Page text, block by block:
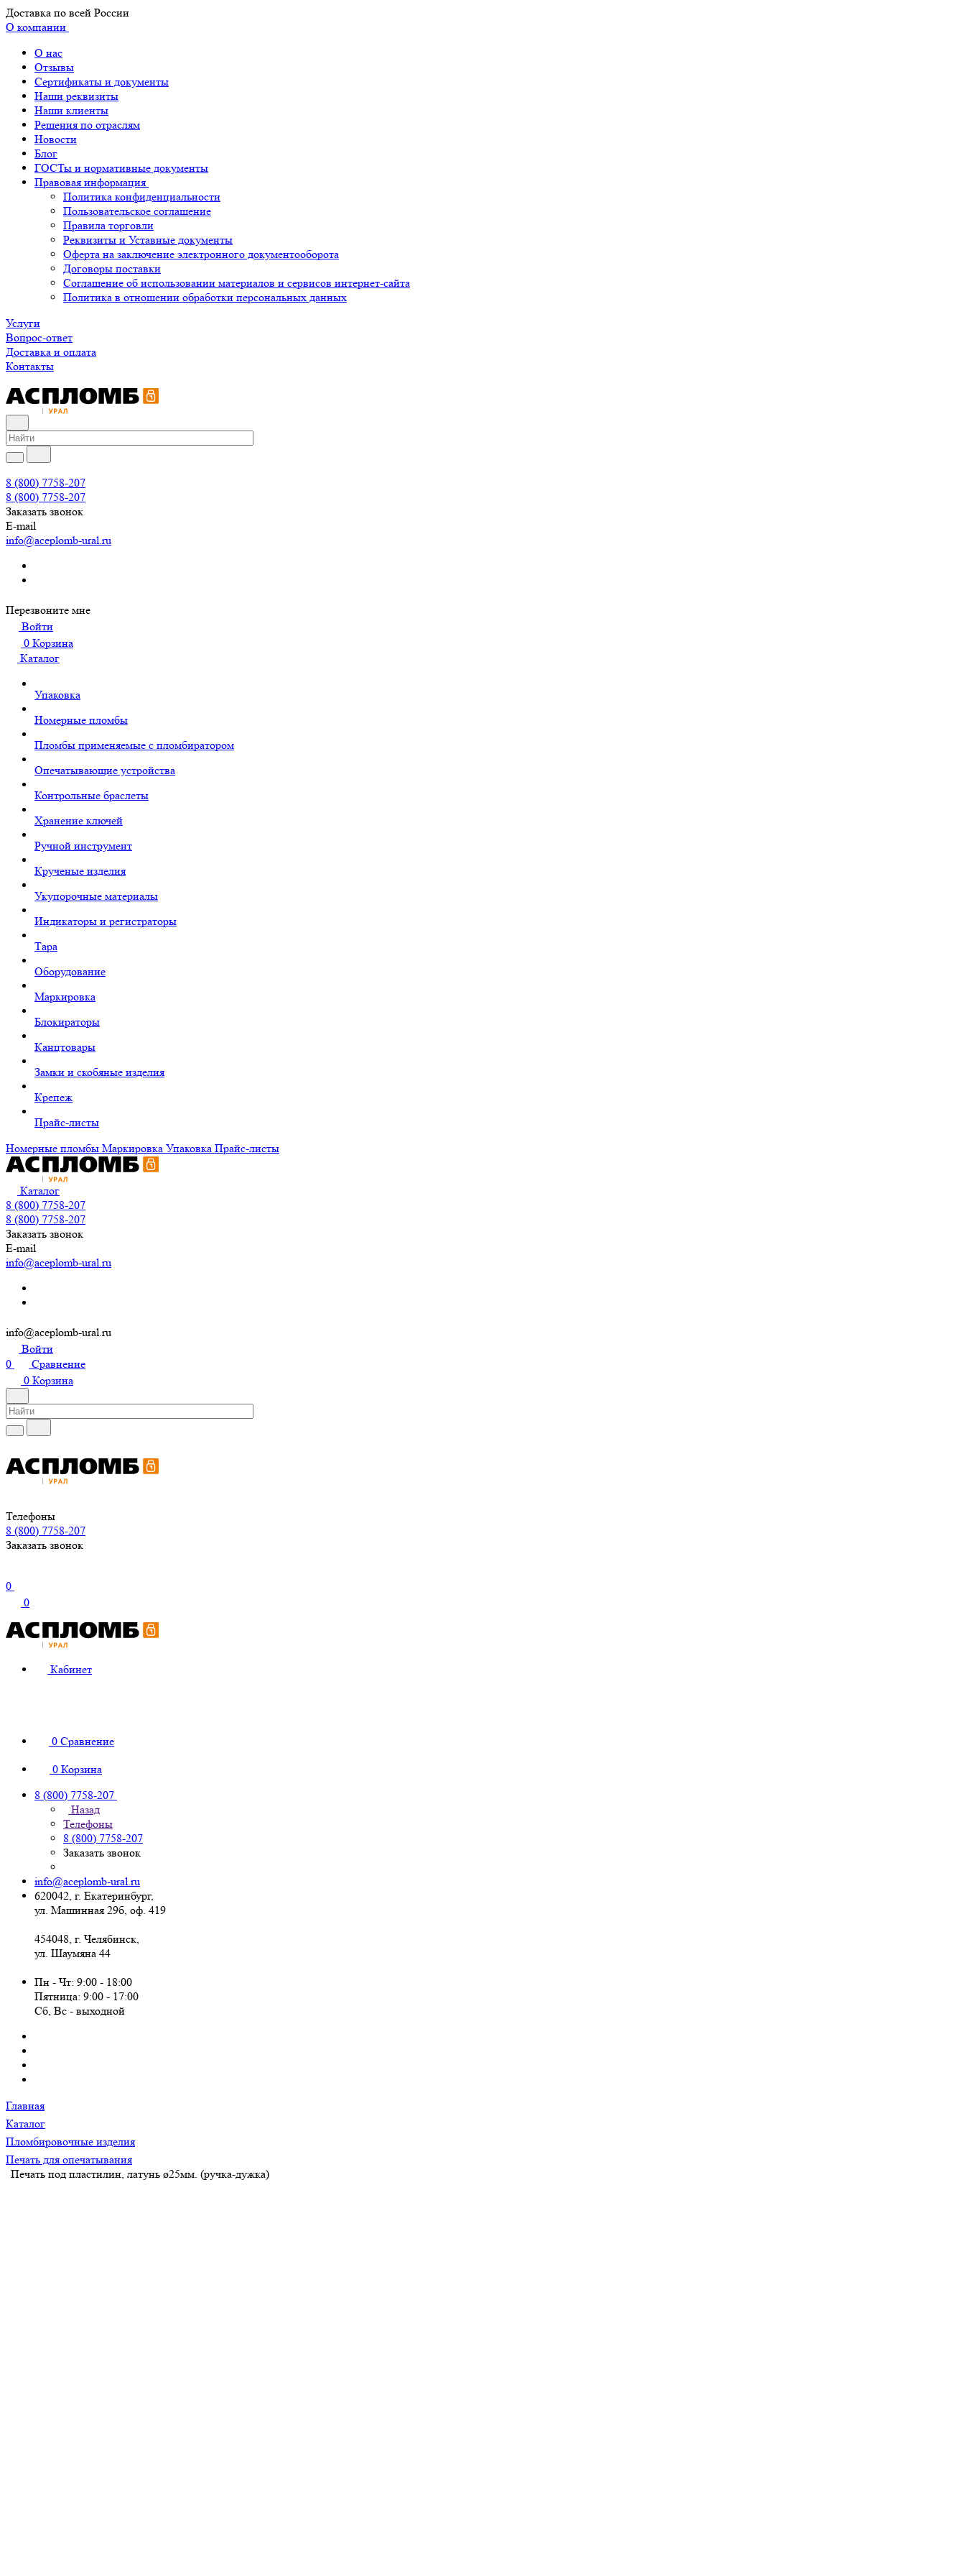
Доставка по всей России
О компании
О нас
Отзывы
Сертификаты и документы
Наши реквизиты
Наши клиенты
Решения по отраслям
Новости
Блог
ГОСТы и нормативные документы
Правовая информация
Политика конфиденциальности
Пользовательское соглашение
Правила торговли
Реквизиты и Уставные документы
Оферта на заключение электронного документооборота
Договоры поставки
Соглашение об использовании материалов и сервисов интернет-сайта
Политика в отношении обработки персональных данных
Услуги
Вопрос-ответ
Доставка и оплата
Контакты
8 (800) 7758-207
8 (800) 7758-207
Заказать звонок
E-mail
info@aceplomb-ural.ru
Перезвоните мне
Войти
0 Корзина
Каталог
Упаковка
Номерные пломбы
Пломбы применяемые с пломбиратором
Опечатывающие устройства
Контрольные браслеты
Хранение ключей
Ручной инструмент
Крученые изделия
Укупорочные материалы
Индикаторы и регистраторы
Тара
Оборудование
Маркировка
Блокираторы
Канцтовары
Замки и скобяные изделия
Крепеж
Прайс-листы
Номерные пломбы Маркировка Упаковка Прайс-листы
Каталог
8 (800) 7758-207
8 (800) 7758-207
Заказать звонок
E-mail
info@aceplomb-ural.ru
info@aceplomb-ural.ru
Войти
0
Сравнение
0 Корзина
Телефоны
8 (800) 7758-207
Заказать звонок
0
0
Кабинет
0 Сравнение
0 Корзина
8 (800) 7758-207
Назад
Телефоны
8 (800) 7758-207
Заказать звонок
info@aceplomb-ural.ru
620042, г. Екатеринбург,
ул. Машинная 29б, оф. 419
454048, г. Челябинск,
ул. Шаумяна 44
Пн - Чт: 9:00 - 18:00
Пятница: 9:00 - 17:00
Сб, Вc - выходной
Главная
Каталог
Пломбировочные изделия
Печать для опечатывания
Печать под пластилин, латунь ø25мм. (ручка-дужка)